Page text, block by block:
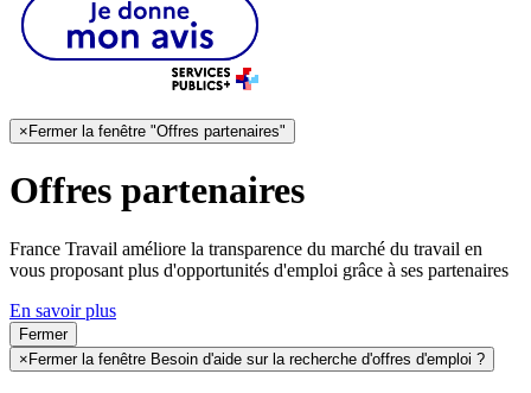
× Fermer la fenêtre "Offres partenaires"
Offres partenaires
France Travail améliore la transparence du marché du travail en
vous proposant plus d'opportunités d'emploi grâce à ses partenaires
En savoir plus
Fermer
× Fermer la fenêtre Besoin d'aide sur la recherche d'offres d'emploi ?